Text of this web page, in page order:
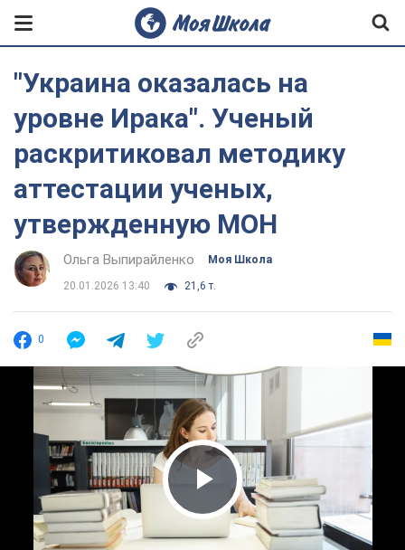
"Украина оказалась на
уровне Ирака". Ученый
раскритиковал методику
аттестации ученых,
утвержденную МОН
Ольга Выпирайленко Моя Школа
20.01.2026 13:40 21,6 т.
0
Play Video